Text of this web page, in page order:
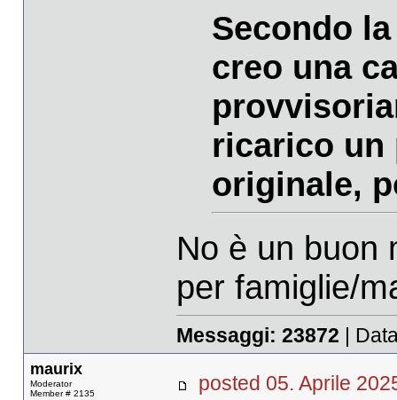
Secondo
creo una
ricarico un
originale,
No è un buon
per famiglie/
Messaggi: 23872 |
maurix
Moderator
Member # 2135
posted 05. Aprile